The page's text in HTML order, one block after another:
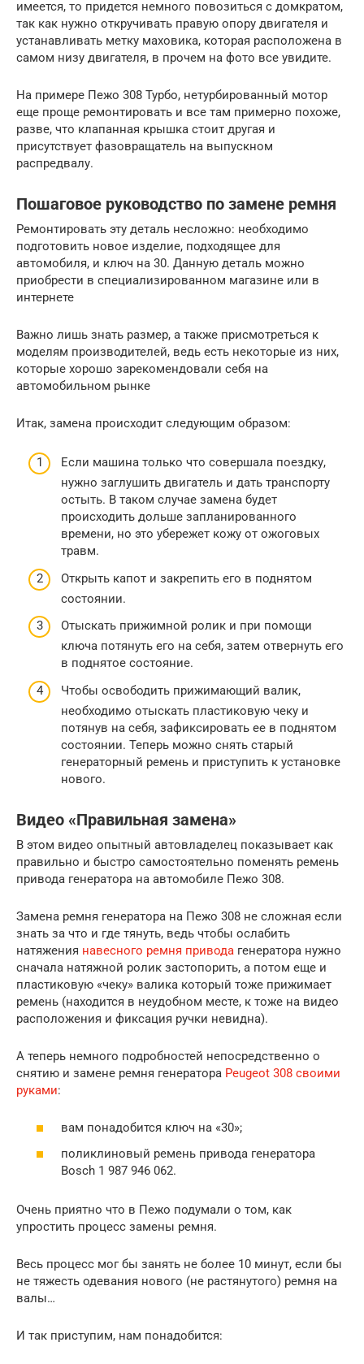
имеется, то придется немного повозиться с домкратом,
так как нужно откручивать правую опору двигателя и
устанавливать метку маховика, которая расположена в
самом низу двигателя, в прочем на фото все увидите.
На примере Пежо 308 Турбо, нетурбированный мотор
еще проще ремонтировать и все там примерно похоже,
разве, что клапанная крышка стоит другая и
присутствует фазовращатель на выпускном
распредвалу.
Пошаговое руководство по замене ремня
Ремонтировать эту деталь несложно: необходимо
подготовить новое изделие, подходящее для
автомобиля, и ключ на 30. Данную деталь можно
приобрести в специализированном магазине или в
интернете
Важно лишь знать размер, а также присмотреться к
моделям производителей, ведь есть некоторые из них,
которые хорошо зарекомендовали себя на
автомобильном рынке
Итак, замена происходит следующим образом:
Если машина только что совершала поездку,
нужно заглушить двигатель и дать транспорту
остыть. В таком случае замена будет
происходить дольше запланированного
времени, но это убережет кожу от ожоговых
травм.
Открыть капот и закрепить его в поднятом
состоянии.
Отыскать прижимной ролик и при помощи
ключа потянуть его на себя, затем отвернуть его
в поднятое состояние.
Чтобы освободить прижимающий валик,
необходимо отыскать пластиковую чеку и
потянув на себя, зафиксировать ее в поднятом
состоянии. Теперь можно снять старый
генераторный ремень и приступить к установке
нового.
Видео «Правильная замена»
В этом видео опытный автовладелец показывает как
правильно и быстро самостоятельно поменять ремень
привода генератора на автомобиле Пежо 308.
Замена ремня генератора на Пежо 308 не сложная если
знать за что и где тянуть, ведь чтобы ослабить
натяжения навесного ремня привода генератора нужно
сначала натяжной ролик застопорить, а потом еще и
пластиковую «чеку» валика который тоже прижимает
ремень (находится в неудобном месте, к тоже на видео
расположения и фиксация ручки невидна).
А теперь немного подробностей непосредственно о
снятию и замене ремня генератора Peugeot 308 своими
руками:
вам понадобится ключ на «30»;
поликлиновый ремень привода генератора
Bosch 1 987 946 062.
Очень приятно что в Пежо подумали о том, как
упростить процесс замены ремня.
Весь процесс мог бы занять не более 10 минут, если бы
не тяжесть одевания нового (не растянутого) ремня на
валы…
И так приступим, нам понадобится: